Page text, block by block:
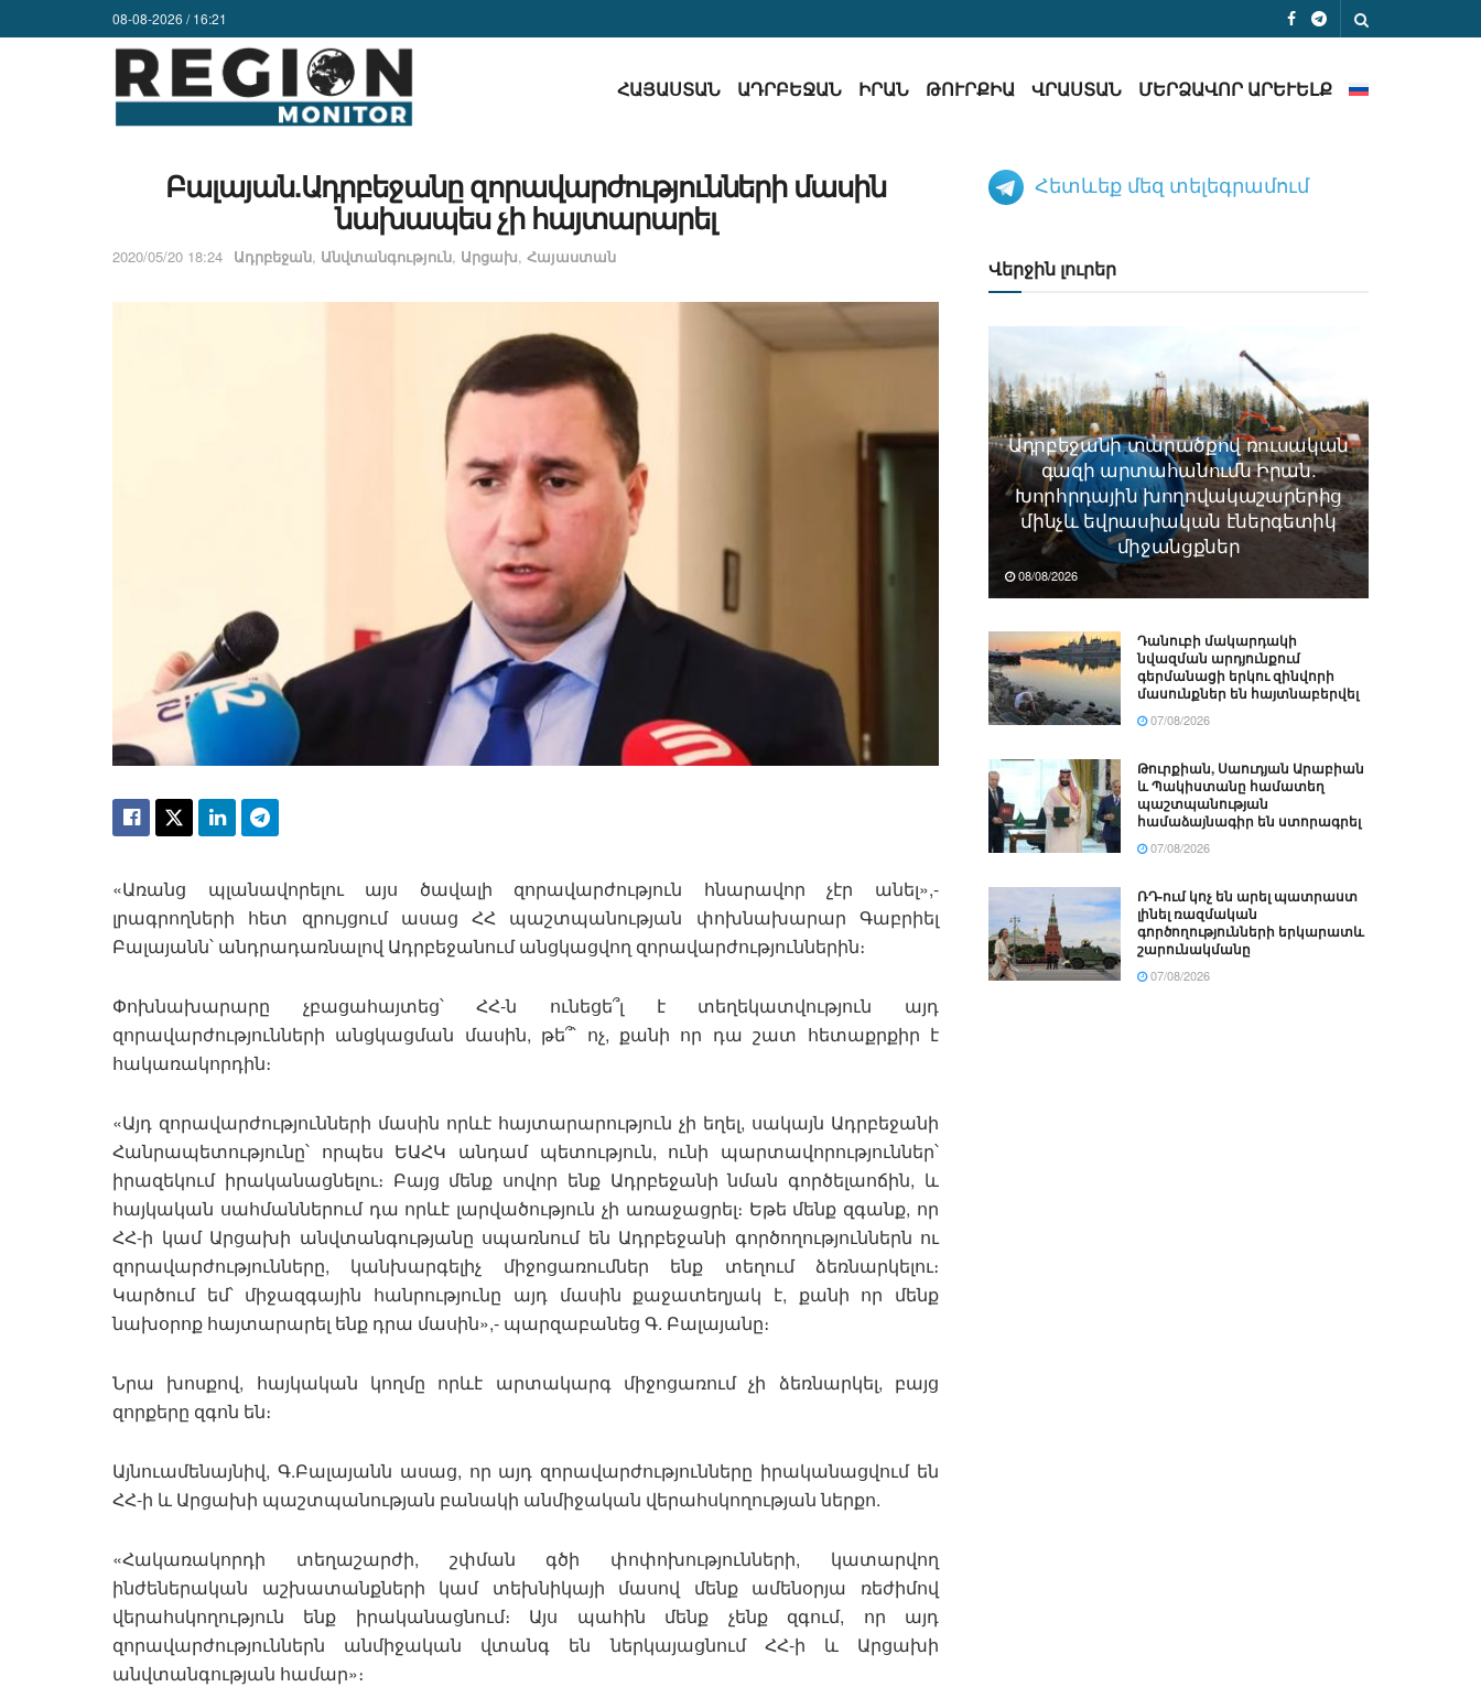
08-08-2026 / 16:21
ՀԱՅԱՍՏԱՆ ԱԴՐԲԵՋԱՆ ԻՐԱՆ ԹՈՒՐՔԻԱ ՎՐԱՍՏԱՆ ՄԵՐՁԱՎՈՐ ԱՐԵՒԵԼՔ
Բալայան.Ադրբեջանը զորավարժությունների մասին
նախապես չի հայտարարել
2020/05/20 18:24 Ադրբեջան, Անվտանգություն, Արցախ, Հայաստան
«Առանց պլանավորելու այս ծավալի զորավարժություն հնարավոր չէր անել»,-
լրագրողների հետ զրույցում ասաց ՀՀ պաշտպանության փոխնախարար Գաբրիել
Բալայանն՝ անդրադառնալով Ադրբեջանում անցկացվող զորավարժություններին։
Փոխնախարարը չբացահայտեց՝ ՀՀ-ն ունեցե՞լ է տեղեկատվություն այդ
զորավարժությունների անցկացման մասին, թե՞՝ ոչ, քանի որ դա շատ հետաքրքիր է
հակառակորդին։
«Այդ զորավարժությունների մասին որևէ հայտարարություն չի եղել, սակայն Ադրբեջանի
Հանրապետությունը՝ որպես ԵԱՀԿ անդամ պետություն, ունի պարտավորություններ՝
իրազեկում իրականացնելու։ Բայց մենք սովոր ենք Ադրբեջանի նման գործելաոճին, և
հայկական սահմաններում դա որևէ լարվածություն չի առաջացրել։ Եթե մենք զգանք, որ
ՀՀ-ի կամ Արցախի անվտանգությանը սպառնում են Ադրբեջանի գործողություններն ու
զորավարժությունները, կանխարգելիչ միջոցառումներ ենք տեղում ձեռնարկելու։
Կարծում եմ՝ միջազգային հանրությունը այդ մասին քաջատեղյակ է, քանի որ մենք
նախօրոք հայտարարել ենք դրա մասին»,- պարզաբանեց Գ. Բալայանը։
Նրա խոսքով, հայկական կողմը որևէ արտակարգ միջոցառում չի ձեռնարկել, բայց
զորքերը զգոն են։
Այնուամենայնիվ, Գ.Բալայանն ասաց, որ այդ զորավարժությունները իրականացվում են
ՀՀ-ի և Արցախի պաշտպանության բանակի անմիջական վերահսկողության ներքո.
«Հակառակորդի տեղաշարժի, շփման գծի փոփոխությունների, կատարվող
ինժեներական աշխատանքների կամ տեխնիկայի մասով մենք ամենօրյա ռեժիմով
վերահսկողություն ենք իրականացնում։ Այս պահին մենք չենք զգում, որ այդ
զորավարժություններն անմիջական վտանգ են ներկայացնում ՀՀ-ի և Արցախի
անվտանգության համար»։
Հետևեք մեզ տելեգրամում
Վերջին լուրեր
Ադրբեջանի տարածքով ռուսական
գազի արտահանումն Իրան.
Խորհրդային խողովակաշարերից
մինչև եվրասիական էներգետիկ
միջանցքներ
08/08/2026
Դանուբի մակարդակի
նվազման արդյունքում
գերմանացի երկու զինվորի
մասունքներ են հայտնաբերվել
07/08/2026
Թուրքիան, Սաուդյան Արաբիան
և Պակիստանը համատեղ
պաշտպանության
համաձայնագիր են ստորագրել
07/08/2026
ՌԴ-ում կոչ են արել պատրաստ
լինել ռազմական
գործողությունների երկարատև
շարունակմանը
07/08/2026